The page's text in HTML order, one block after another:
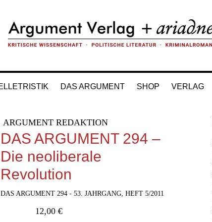
DAS ARGUMENT SHOP VERLAG
ARGUMENT REDAKTION
DAS ARGUMENT 294 –
Die neoliberale
Revolution
DAS ARGUMENT 294 - 53. JAHRGANG, HEFT 5/2011
12,00 €